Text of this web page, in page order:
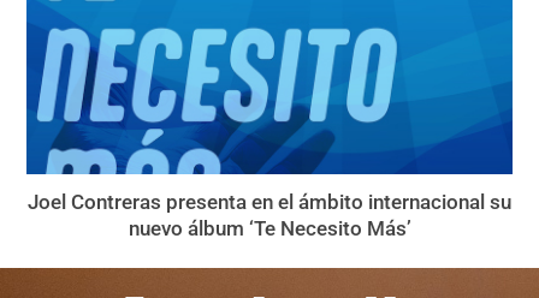
Joel Contreras presenta en el ámbito internacional su
nuevo álbum ‘Te Necesito Más’